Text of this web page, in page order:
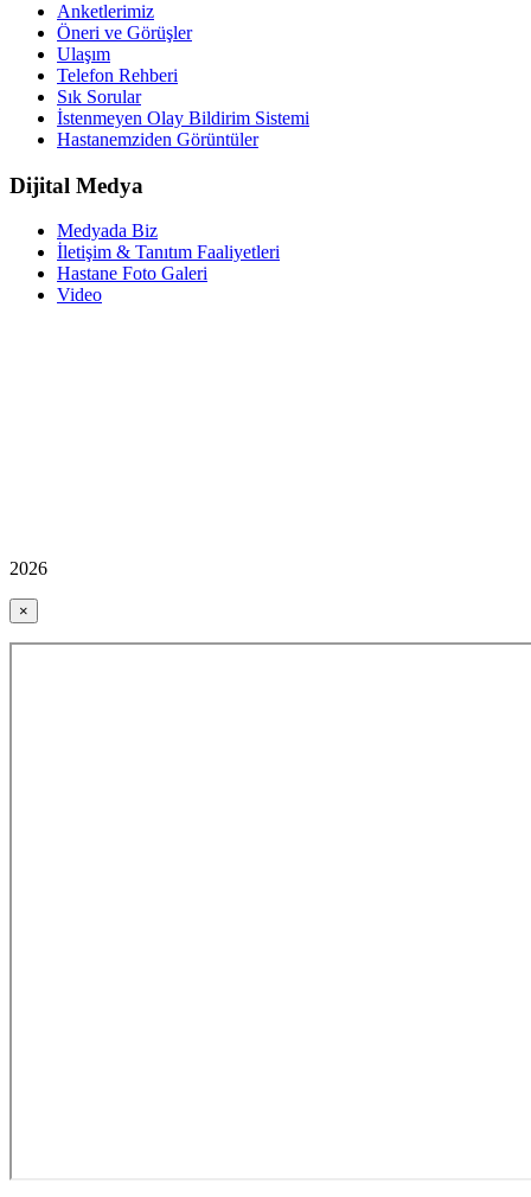
Anketlerimiz
Öneri ve Görüşler
Ulaşım
Telefon Rehberi
Sık Sorular
İstenmeyen Olay Bildirim Sistemi
Hastanemziden Görüntüler
Dijital Medya
Medyada Biz
İletişim & Tanıtım Faaliyetleri
Hastane Foto Galeri
Video
2026
×